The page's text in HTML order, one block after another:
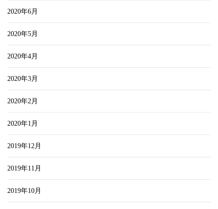
2020年6月
2020年5月
2020年4月
2020年3月
2020年2月
2020年1月
2019年12月
2019年11月
2019年10月